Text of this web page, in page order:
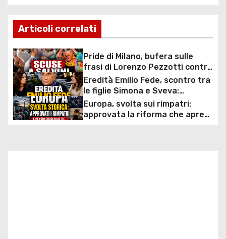
v
i
g
a
z
Articoli correlati
Pride di Milano, bufera sulle
frasi di Lorenzo Pezzotti contro
Salvini: arrivano le scuse dopo
la minaccia di querela
Eredità Emilio Fede, scontro tra
le figlie Simona e Sveva:
tribunali, contestazioni e
patrimonio da milioni di euro al
centro della disputa
Europa, svolta sui rimpatri:
approvata la riforma che apre